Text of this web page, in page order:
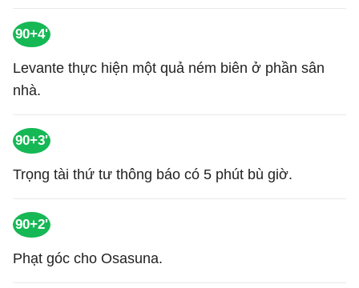
90+4'
Levante thực hiện một quả ném biên ở phần sân
nhà.
90+3'
Trọng tài thứ tư thông báo có 5 phút bù giờ.
90+2'
Phạt góc cho Osasuna.